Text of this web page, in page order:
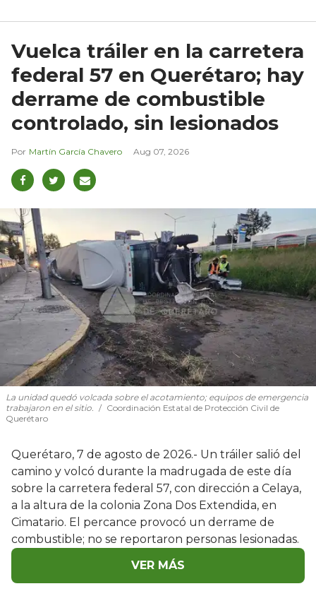
Vuelca tráiler en la carretera
federal 57 en Querétaro; hay
derrame de combustible
controlado, sin lesionados
Martín García Chavero Aug 07, 2026
La unidad quedó volcada sobre el acotamiento; equipos de emergencia
trabajaron en el sitio.
Coordinación Estatal de Protección Civil de
Querétaro
Querétaro, 7 de agosto de 2026.- Un tráiler salió del
camino y volcó durante la madrugada de este día
sobre la carretera federal 57, con dirección a Celaya,
a la altura de la colonia Zona Dos Extendida, en
Cimatario. El percance provocó un derrame de
combustible; no se reportaron personas lesionadas.
VER MÁS